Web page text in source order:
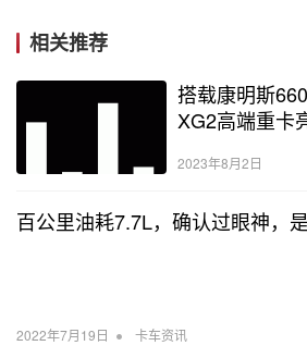
相关推荐
搭载康明斯
XG2高端重卡
2023年8月2日
百公里油耗7.7L，确认过眼神，
2022年7月19日 • 卡车资讯